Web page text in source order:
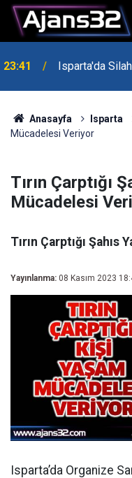
23:21
6 Mart Spor
Anasayfa Isparta
Mücadelesi Veriyor
Tırın Çarptığı
Mücadelesi
Tırın Çarptığı
Yayınlanma: 08 Kasım 2023
Isparta’da Organize